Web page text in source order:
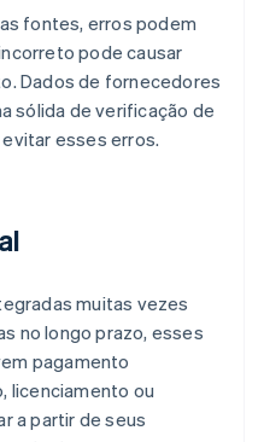
fontes, erros podem
pode causar
Dados de fornecedores
sólida de verificação de
esses erros.
muitas vezes
no longo prazo, esses
pagamento
licenciamento ou
a partir de seus